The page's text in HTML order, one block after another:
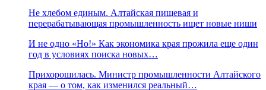
Не хлебом единым. Алтайская пищевая и
перерабатывающая промышленность ищет новые ниши
И не одно «Но!» Как экономика края прожила еще один
год в условиях поиска новых…
Прихорошилась. Министр промышленности Алтайского
края — о том, как изменился реальный…